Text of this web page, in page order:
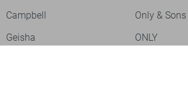
Campbell
Only & Sons
Geisha
ONLY